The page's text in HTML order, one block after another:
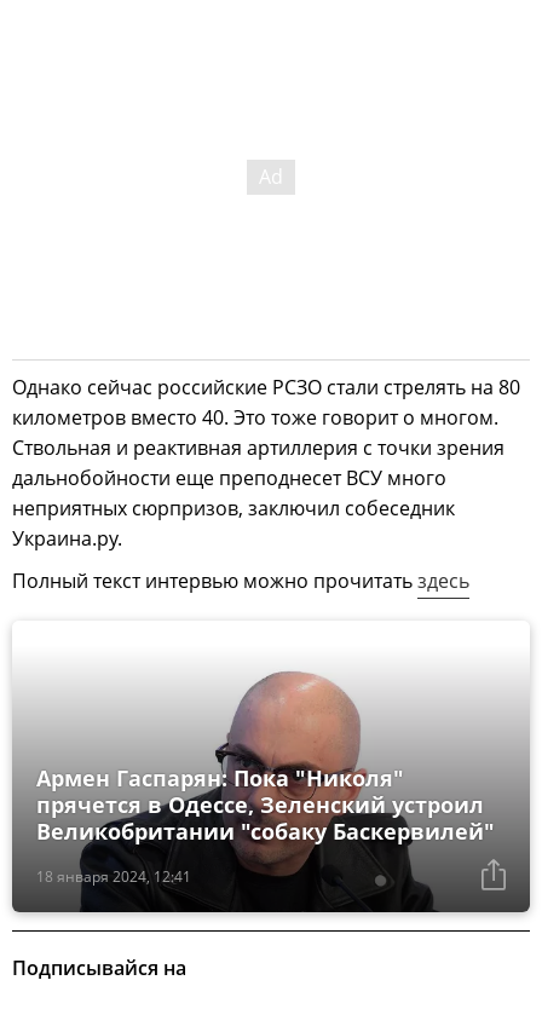
Однако сейчас российские РСЗО стали стрелять на 80
километров вместо 40. Это тоже говорит о многом.
Ствольная и реактивная артиллерия с точки зрения
дальнобойности еще преподнесет ВСУ много
неприятных сюрпризов, заключил собеседник
Украина.ру.
Полный текст интервью можно прочитатьздесь
18 января 2024, 12:41
Армен Гаспарян: Пока "Николя"
прячется в Одессе, Зеленский устроил
Великобритании "собаку Баскервилей"
Подписывайся на